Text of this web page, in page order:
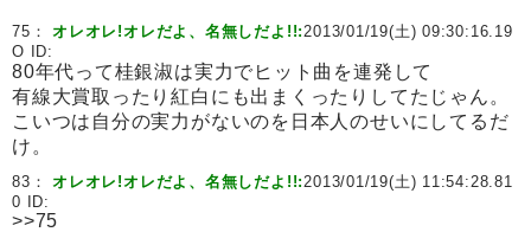
75：オレオレ!オレだよ、名無しだよ!!:2013/01/19(土) 09:30:16.19
O ID:
80年代って桂銀淑は実力でヒット曲を連発して
有線大賞取ったり紅白にも出まくったりしてたじゃん。
こいつは自分の実力がないのを日本人のせいにしてるだ
け。
83：オレオレ!オレだよ、名無しだよ!!:2013/01/19(土) 11:54:28.81
0 ID:
>>75